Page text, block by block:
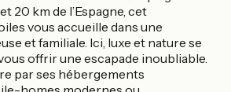
20 km de l’Espagne, cet
vous accueille dans une
et familiale. Ici, luxe et nature se
offrir une escapade inoubliable.
par ses hébergements